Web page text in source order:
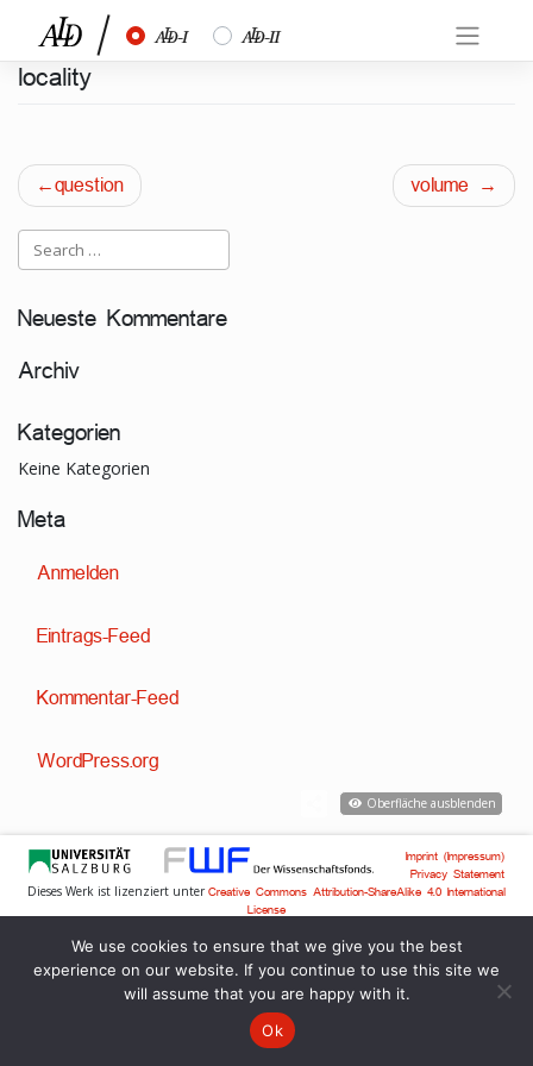
content
½ ¾
locality
Beitragsnavigation
question volume
Neueste Kommentare
Archiv
Kategorien
Keine Kategorien
Meta
Anmelden
Eintrags-Feed
Kommentar-Feed
WordPress.org
Oberfläche ausblenden
Imprint (Impressum)
Privacy Statement
Dieses Werk ist lizenziert unter Creative Commons Attribution-ShareAlike 4.0 International
License
We use cookies to ensure that we give you the best
experience on our website. If you continue to use this site we
will assume that you are happy with it.
Ok